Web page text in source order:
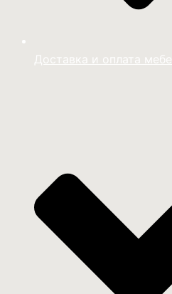
Доставка и оплата